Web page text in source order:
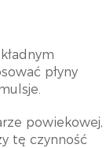
płyny
powiekowej,
tę czynność